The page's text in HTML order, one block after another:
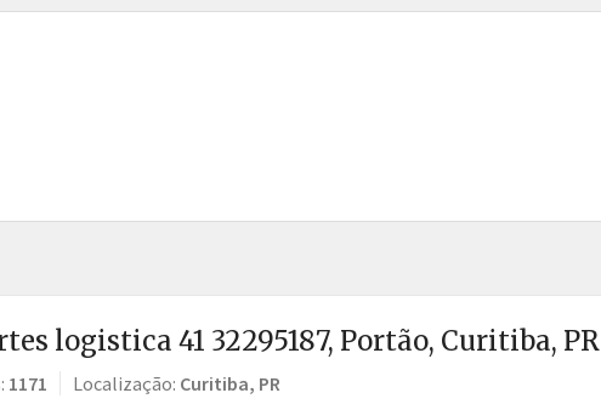
logistica 41 32295187, Portão, Curitiba, PR
1171 Localização: Curitiba, PR